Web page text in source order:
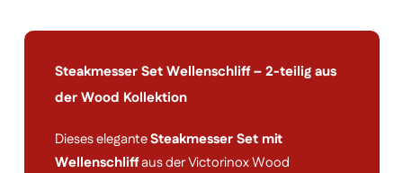
Steakmesser Set Wellenschliff – 2-teilig aus
der Wood Kollektion
Dieses eleganteSteakmesser Set mit
Wellenschliffaus der Victorinox Wood